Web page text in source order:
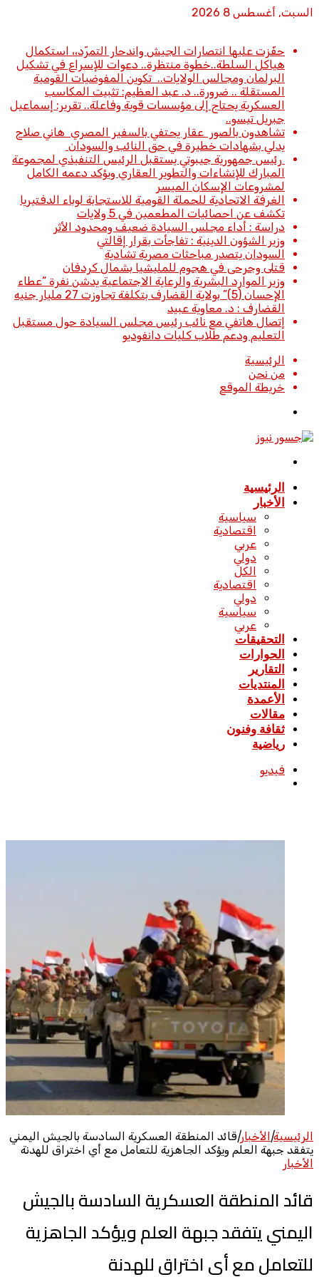
السبت, أغسطس 8 2026
حفّزت عليها انتصارات الجيش واندحار التمرّد،، استكمال
هياكل السلطة..خطوة منتظرة.. دعوات للإسراع في تشكيل
البرلمان ومجالس الولايات.. تكوين المفوضيات القومية
المستقلة .. ضرورة.. د. عبد العظيم: تثبيت المكاسب
العسكرية يحتاج إلى مؤسسات قوية وفاعلة.. تقرير: إسماعيل
جبريل تيسو..
تشاهدون بالصور عقار يحتفي بالسفير المصري هاني صلاح
يدلي بشهادات خطيرة في حق النائب والسودان
رئيس جمهورية جيبوتي يستقبل الرئيس التنفيذي لمجموعة
المبارك للإنشاءات والتطوير العقاري ويؤكد دعمه الكامل
لمشروعات الإسكان الميسر
الغرفة الاتحادية للحملة القومية للاستجابة لوباء الدفتيريا
تكشف عن احصائيات المطعمين في 5 ولايات
دراسة : أداء مجلس السيادة ضعيف ومحدود الأثر
وزير الشؤون الدينية : تفاجأت بقرار إقالتي
السودان يتصدر مباحثات مصرية تشادية
قتلى وجرحى في هجوم للمليشيا بشمال كردفان
وزير الموارد البشرية والرعاية الاجتماعية يدشن نفرة “عطاء
الإحسان (5)” بولاية القضارف بتكلفة تجاوزت 27 مليار جنيه
القضارف : د. معاوية عبيد
إتصال هاتفي مع نائب رئيس مجلس السيادة حول مستقبل
التعليم ودعم طلاب كليات دانفوديو
الرئيسية
من نحن
خريطة الموقع
الرئيسية
الأخبار
سياسية
اقتصادية
عربي
دولي
الكل
اقتصادية
دولي
سياسية
عربي
التحقيقات
الحوارات
التقارير
المنتديات
الأعمدة
مقالات
ثقافة وفنون
رياضية
فيديو
الرئيسية|الأخبار|قائد المنطقة العسكرية السادسة بالجيش اليمني
يتفقد جبهة العلم ويؤكد الجاهزية للتعامل مع أي اختراق للهدنة
الأخبار
قائد المنطقة العسكرية السادسة بالجيش
اليمني يتفقد جبهة العلم ويؤكد الجاهزية
للتعامل مع أي اختراق للهدنة